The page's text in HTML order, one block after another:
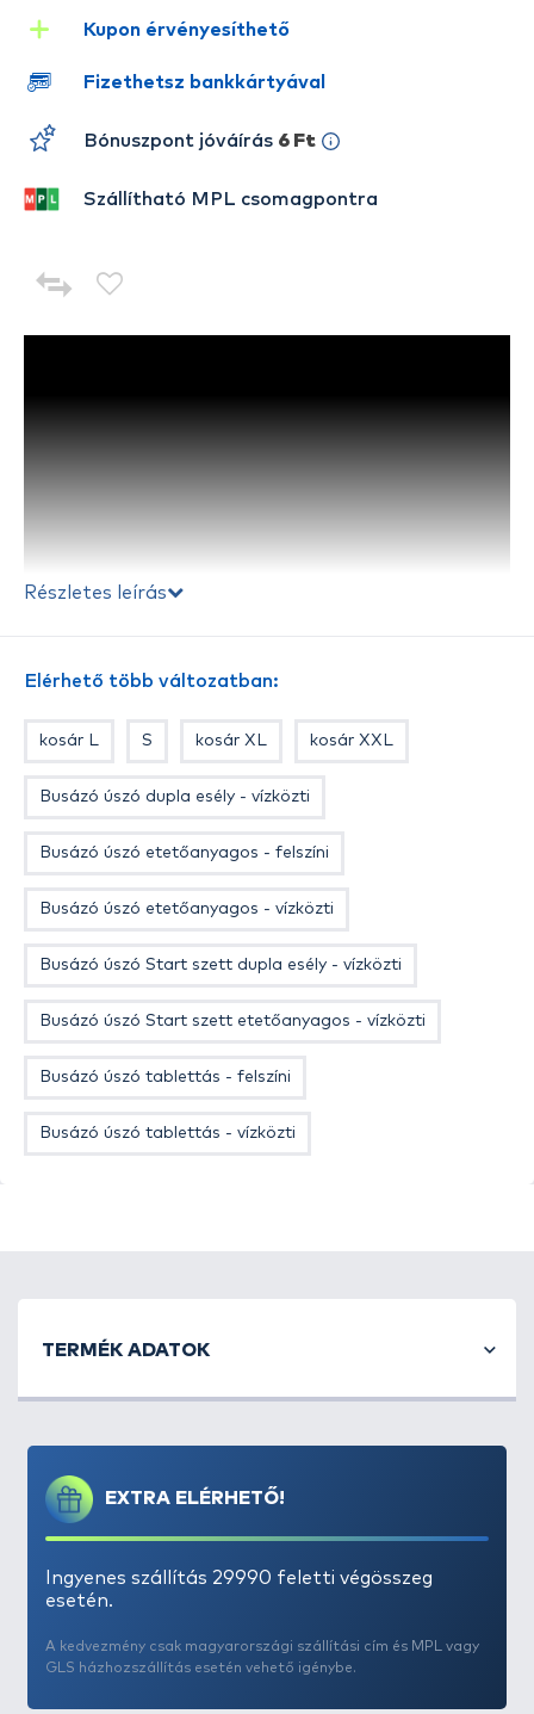
Részletes leírás
Elérhető több változatban:
kosár L S kosár XL kosár XXL
Busázó úszó dupla esély - vízközti
Busázó úszó etetőanyagos - felszíni
Busázó úszó etetőanyagos - vízközti
Busázó úszó Start szett dupla esély - vízközti
Busázó úszó Start szett etetőanyagos - vízközti
Busázó úszó tablettás - felszíni
Busázó úszó tablettás - vízközti
Kupon érvényesíthető
Fizethetsz bankkártyával
Bónuszpont jóváírás 6 Ft
Szállítható MPL csomagpontra
EXTRA ELÉRHETŐ!
Ingyenes szállítás 29990 feletti végösszeg
esetén.
A kedvezmény csak magyarországi szállítási cím és MPL vagy
GLS házhozszállítás esetén vehető igénybe.
TERMÉK ADATOK